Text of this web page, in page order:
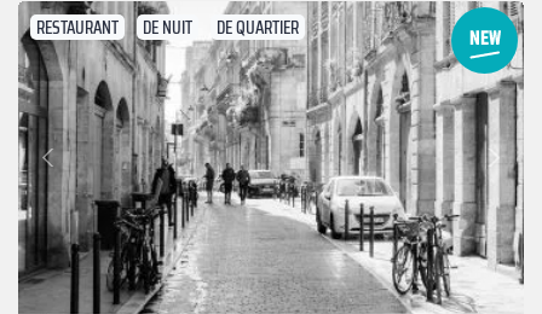
RESTAURANT DE NUIT DE QUARTIER
Précédent
Suivant